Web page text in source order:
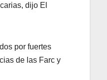
dijo El
por fuertes
de las Farc y